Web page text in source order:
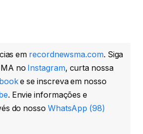
em recordnewsma.com. Siga
no Instagram, curta nossa
e se inscreva em nosso
. Envie informações e
do nosso WhatsApp (98)